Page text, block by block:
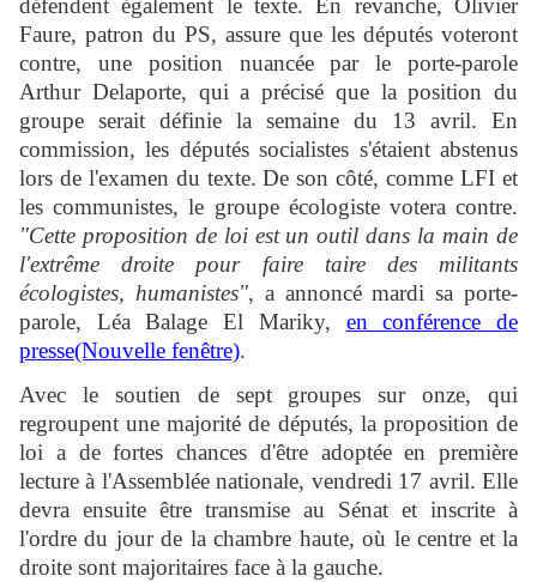
défendent également le texte. En revanche, Olivier
Faure, patron du PS, assure que les députés voteront
contre, une position nuancée par le porte-parole
Arthur Delaporte, qui a précisé que la position du
groupe serait définie la semaine du 13 avril. En
commission, les députés socialistes s'étaient abstenus
lors de l'examen du texte. De son côté, comme LFI et
les communistes, le groupe écologiste votera contre.
"Cette proposition de loi est un outil dans la main de
l'extrême droite pour faire taire des militants
écologistes, humanistes", a annoncé mardi sa porte-
parole, Léa Balage El Mariky, en conférence de
presse(Nouvelle fenêtre).
Avec le soutien de sept groupes sur onze, qui
regroupent une majorité de députés, la proposition de
loi a de fortes chances d'être adoptée en première
lecture à l'Assemblée nationale, vendredi 17 avril. Elle
devra ensuite être transmise au Sénat et inscrite à
l'ordre du jour de la chambre haute, où le centre et la
droite sont majoritaires face à la gauche.